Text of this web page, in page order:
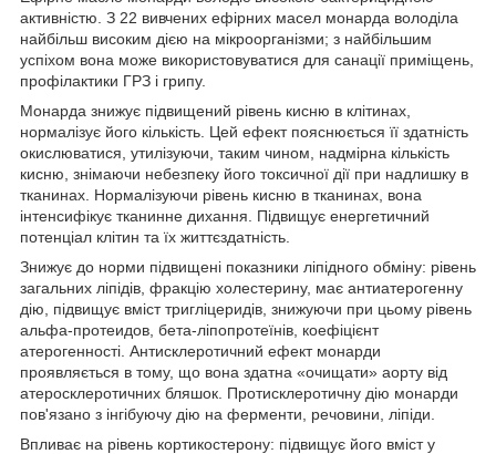
активністю. З 22 вивчених ефірних масел монарда володіла
найбільш високим дією на мікроорганізми; з найбільшим
успіхом вона може використовуватися для санації приміщень,
профілактики ГРЗ і грипу.
Монарда знижує підвищений рівень кисню в клітинах,
нормалізує його кількість. Цей ефект пояснюється її здатність
окислюватися, утилізуючи, таким чином, надмірна кількість
кисню, знімаючи небезпеку його токсичної дії при надлишку в
тканинах. Нормалізуючи рівень кисню в тканинах, вона
інтенсифікує тканинне дихання. Підвищує енергетичний
потенціал клітин та їх життєздатність.
Знижує до норми підвищені показники ліпідного обміну: рівень
загальних ліпідів, фракцію холестерину, має антиатерогенну
дію, підвищує вміст тригліцеридів, знижуючи при цьому рівень
альфа-протеидов, бета-ліпопротеїнів, коефіцієнт
атерогенності. Антисклеротичний ефект монарди
проявляється в тому, що вона здатна «очищати» аорту від
атеросклеротичних бляшок. Протисклеротичну дію монарди
пов'язано з інгібуючу дію на ферменти, речовини, ліпіди.
Впливає на рівень кортикостерону: підвищує його вміст у